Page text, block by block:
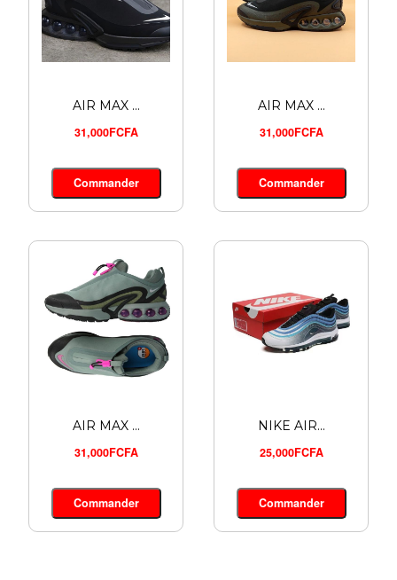
Commander
AIR MAX ...
31,000FCFA
Commander
AIR MAX ...
31,000FCFA
Commander
AIR MAX ...
31,000FCFA
Commander
NIKE AIR...
25,000FCFA
Commander